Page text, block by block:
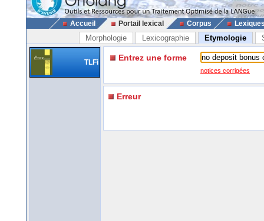
Accueil Portail lexical Corpus
Morphologie Lexicographie Etymologie
TLFi Entrez une forme
notices corrigées
Erreur